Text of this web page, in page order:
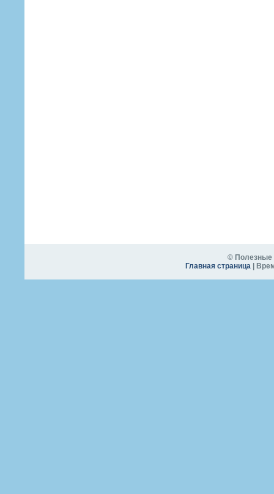
© Полезные
Главная страница |